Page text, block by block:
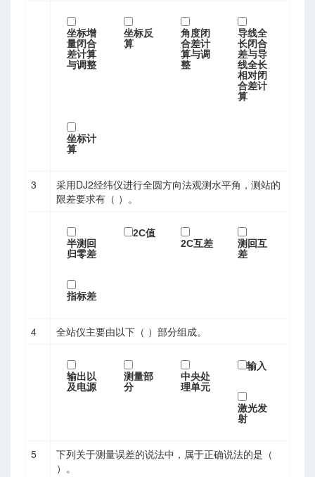
坐标增
量闭合
差计算
与调整
坐标反
算
角度闭
合差计
算与调
整
导线全
长闭合
差与导
线全长
相对闭
合差计
算
坐标计
算
3
采用DJ2经纬仪进行全圆方向法观测水平角，测站的
限差要求有（ ）。
半测回
归零差
2C值
2C互差
测回互
差
指标差
4 全站仪主要由以下（ ）部分组成。
输出以
及电源
测量部
分
中央处
理单元
输入
激光发
射
5
下列关于测量误差的说法中，属于正确说法的是（
）。